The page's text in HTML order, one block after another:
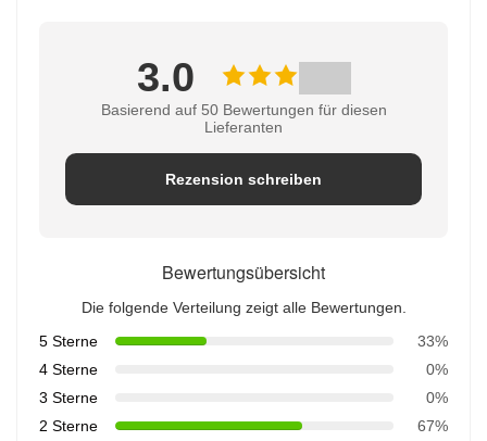
3.0
Basierend auf 50 Bewertungen für diesen
Lieferanten
Rezension schreiben
Bewertungsübersicht
Die folgende Verteilung zeigt alle Bewertungen.
5 Sterne
33%
4 Sterne
0%
3 Sterne
0%
2 Sterne
67%